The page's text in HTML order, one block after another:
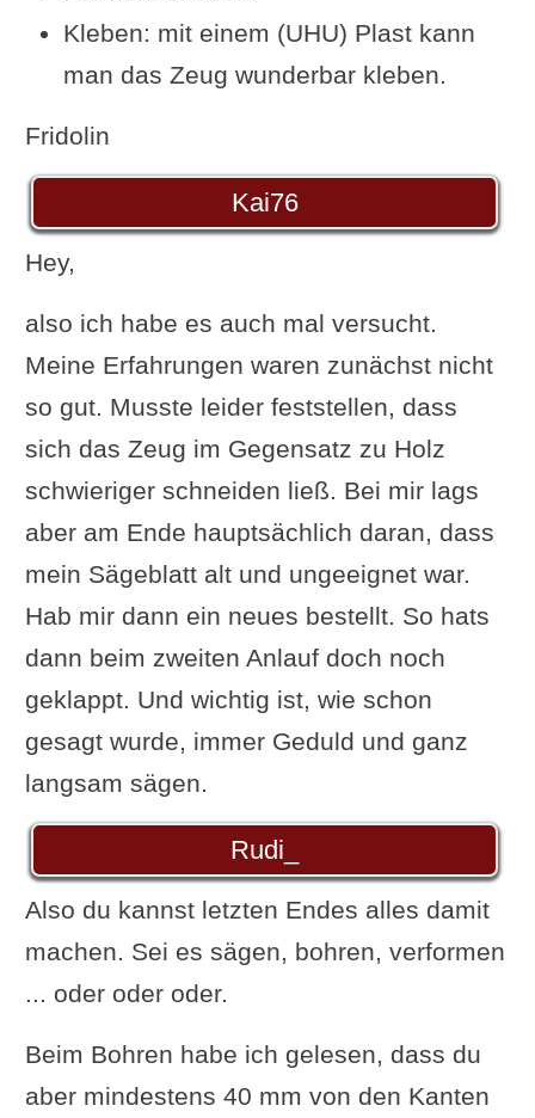
Kleben: mit einem (UHU) Plast kann
man das Zeug wunderbar kleben.
Fridolin
Kai76
Hey,
also ich habe es auch mal versucht.
Meine Erfahrungen waren zunächst nicht
so gut. Musste leider feststellen, dass
sich das Zeug im Gegensatz zu Holz
schwieriger schneiden ließ. Bei mir lags
aber am Ende hauptsächlich daran, dass
mein Sägeblatt alt und ungeeignet war.
Hab mir dann ein neues bestellt. So hats
dann beim zweiten Anlauf doch noch
geklappt. Und wichtig ist, wie schon
gesagt wurde, immer Geduld und ganz
langsam sägen.
Rudi_
Also du kannst letzten Endes alles damit
machen. Sei es sägen, bohren, verformen
... oder oder oder.
Beim Bohren habe ich gelesen, dass du
aber mindestens 40 mm von den Kanten